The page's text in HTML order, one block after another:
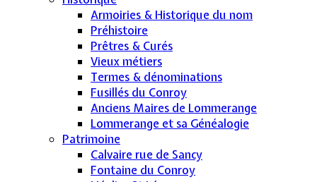
Armoiries & Historique du nom
Préhistoire
Prêtres & Curés
Vieux métiers
Termes & dénominations
Fusillés du Conroy
Anciens Maires de Lommerange
Lommerange et sa Généalogie
Patrimoine
Calvaire rue de Sancy
Fontaine du Conroy